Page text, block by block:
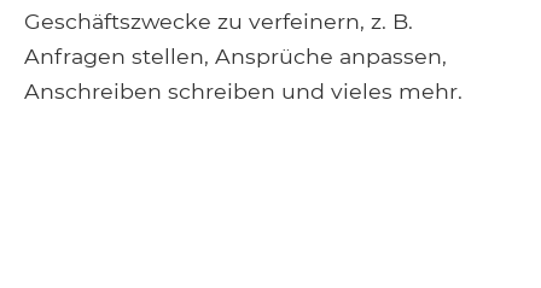
Geschäftszwecke zu verfeinern, z. B.
Anfragen stellen, Ansprüche anpassen,
Anschreiben schreiben und vieles mehr.